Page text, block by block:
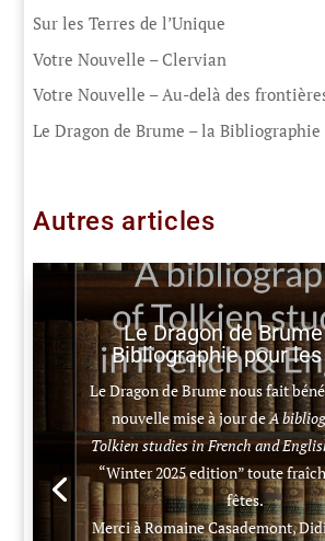
Sur les Terres de l’Unique
Votre Nouvelle – Clervian
Votre Nouvelle – Au-delà des
Le Dragon de Brume – la
Autres articles
Le Dragon de
Bibliographie pour
Le Dragon de Brume nous fait
nouvelle mise à jour deA
Tolkien studies in French and
“Winter 2025 edition” toute
fêtes.
Merci à Romaine Casademont,